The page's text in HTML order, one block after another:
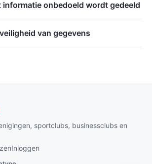
informatie onbedoeld wordt gedeeld
van gegevens
sportclubs, businessclubs en
Inloggen